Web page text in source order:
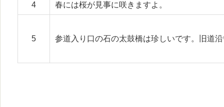
4 春には桜が見事に咲きますよ。
5 参道入り口の石の太鼓橋は珍しいです。旧道